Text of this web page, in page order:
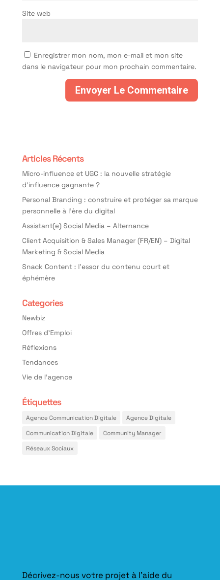
Site web
Enregistrer mon nom, mon e-mail et mon site
dans le navigateur pour mon prochain commentaire.
Articles Récents
Micro-influence et UGC : la nouvelle stratégie
d’influence gagnante ?
Personal Branding : construire et protéger sa marque
personnelle à l’ère du digital
Assistant(e) Social Media – Alternance
Client Acquisition & Sales Manager (FR/EN) – Digital
Marketing & Social Media
Snack Content : l’essor du contenu court et
éphémère
Categories
Newbiz
Offres d'Emploi
Réflexions
Tendances
Vie de l'agence
Étiquettes
Agence Communication Digitale
Agence Digitale
Communication Digitale
Community Manager
Réseaux Sociaux
Décrivez-nous votre projet à l’aide du